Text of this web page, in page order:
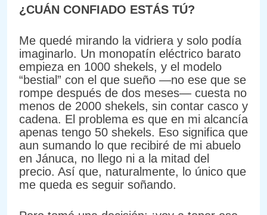
¿CUÁN CONFIADO ESTÁS TÚ?
Me quedé mirando la vidriera y solo podía
imaginarlo. Un monopatín eléctrico barato
empieza en 1000 shekels, y el modelo
“bestial” con el que sueño —no ese que se
rompe después de dos meses— cuesta no
menos de 2000 shekels, sin contar casco y
cadena. El problema es que en mi alcancía
apenas tengo 50 shekels. Eso significa que
aun sumando lo que recibiré de mi abuelo
en Jánuca, no llego ni a la mitad del
precio. Así que, naturalmente, lo único que
me queda es seguir soñando.